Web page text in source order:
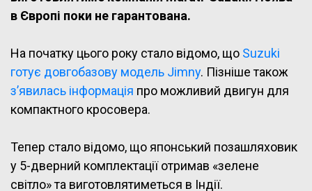
в Європі поки не гарантована.
На початку цього року стало відомо, що Suzuki
готує довгобазову модель Jimny. Пізніше також
з’явилась інформація про можливий двигун для
компактного кросовера.
Тепер стало відомо, що японський позашляховик
у 5-дверний комплектації отримав «зелене
світло» та виготовлятиметься в Індії.